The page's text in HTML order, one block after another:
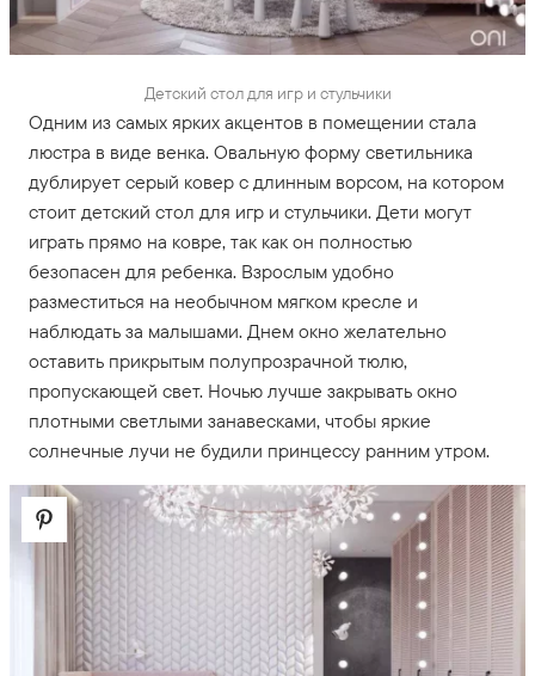
Детский стол для игр и стульчики
Одним из самых ярких акцентов в помещении стала
люстра в виде венка. Овальную форму светильника
дублирует серый ковер с длинным ворсом, на котором
стоит детский стол для игр и стульчики. Дети могут
играть прямо на ковре, так как он полностью
безопасен для ребенка. Взрослым удобно
разместиться на необычном мягком кресле и
наблюдать за малышами. Днем окно желательно
оставить прикрытым полупрозрачной тюлю,
пропускающей свет. Ночью лучше закрывать окно
плотными светлыми занавесками, чтобы яркие
солнечные лучи не будили принцессу ранним утром.